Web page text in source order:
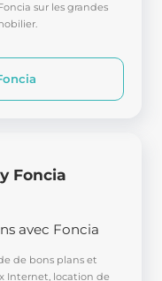
sur les grandes
Foncia
avec Foncia
de bons plans et
Internet, location de